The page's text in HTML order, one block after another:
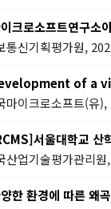
크로소프트연구소
통신기획평가원,
of a
마이크로소프트(유
서울대학교 산
산업기술평가관리
한 환경에 따른 왜